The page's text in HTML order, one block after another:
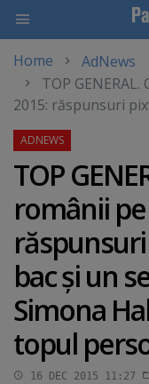
main
content
Home
AdNews
TOP
2015: răspunsuri
TOP
românii
bac şi un
Simona
topul
16 DEC 2015 11:27